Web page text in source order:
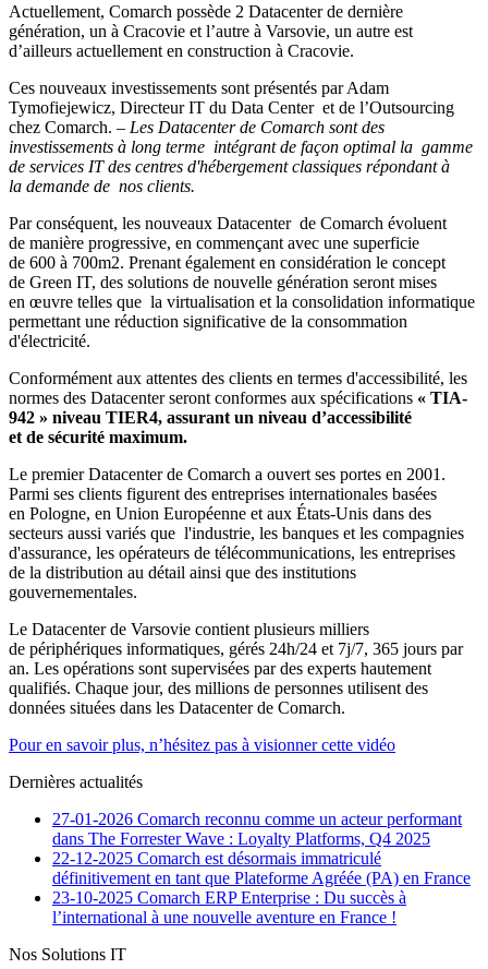
Actuellement, Comarch possède 2 Datacenter de dernière
génération, un à Cracovie et l’autre à Varsovie, un autre est
d’ailleurs actuellement en construction à Cracovie.
Ces nouveaux investissements sont présentés par Adam
Tymofiejewicz, Directeur IT du Data Center et de l’Outsourcing
chez Comarch. – Les Datacenter de Comarch sont des
investissements à long terme intégrant de façon optimal la gamme
de services IT des centres d'hébergement classiques répondant à
la demande de nos clients.
Par conséquent, les nouveaux Datacenter de Comarch évoluent
de manière progressive, en commençant avec une superficie
de 600 à 700m2. Prenant également en considération le concept
de Green IT, des solutions de nouvelle génération seront mises
en œuvre telles que la virtualisation et la consolidation informatique
permettant une réduction significative de la consommation
d'électricité.
Conformément aux attentes des clients en termes d'accessibilité, les
normes des Datacenter seront conformes aux spécifications « TIA-
942 » niveau TIER4, assurant un niveau d’accessibilité
et de sécurité maximum.
Le premier Datacenter de Comarch a ouvert ses portes en 2001.
Parmi ses clients figurent des entreprises internationales basées
en Pologne, en Union Européenne et aux États-Unis dans des
secteurs aussi variés que l'industrie, les banques et les compagnies
d'assurance, les opérateurs de télécommunications, les entreprises
de la distribution au détail ainsi que des institutions
gouvernementales.
Le Datacenter de Varsovie contient plusieurs milliers
de périphériques informatiques, gérés 24h/24 et 7j/7, 365 jours par
an. Les opérations sont supervisées par des experts hautement
qualifiés. Chaque jour, des millions de personnes utilisent des
données situées dans les Datacenter de Comarch.
Pour en savoir plus, n’hésitez pas à visionner cette vidéo
Dernières actualités
27-01-2026 Comarch reconnu comme un acteur performant
dans The Forrester Wave : Loyalty Platforms, Q4 2025
22-12-2025 Comarch est désormais immatriculé
définitivement en tant que Plateforme Agréée (PA) en France
23-10-2025 Comarch ERP Enterprise : Du succès à
l’international à une nouvelle aventure en France !
Nos Solutions IT